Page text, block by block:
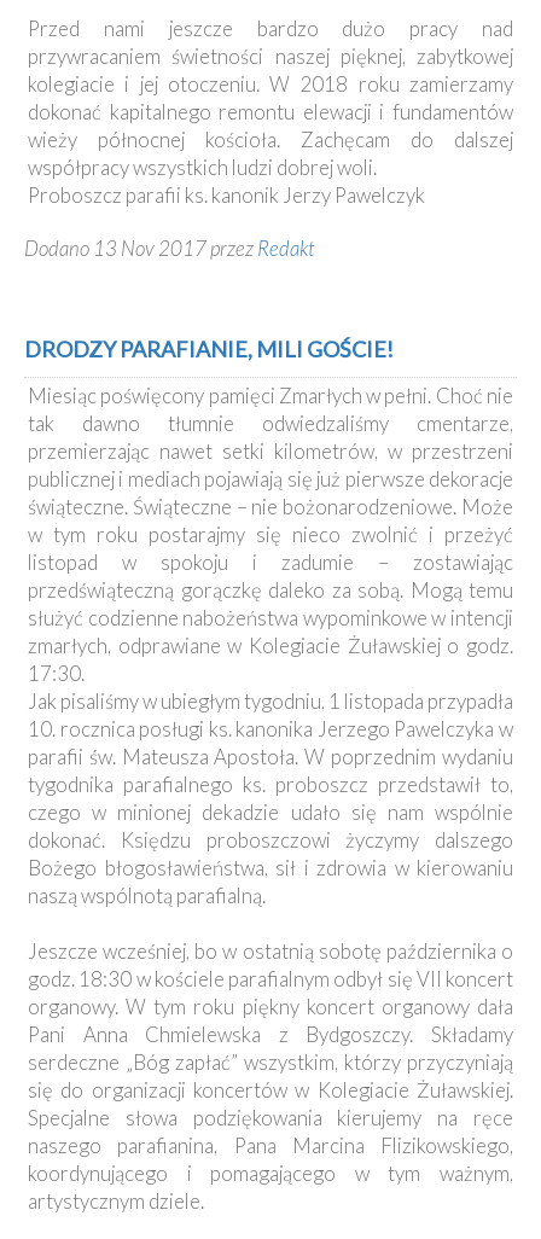
Przed nami jeszcze bardzo dużo pracy nad
przywracaniem świetności naszej pięknej, zabytkowej
kolegiacie i jej otoczeniu. W 2018 roku zamierzamy
dokonać kapitalnego remontu elewacji i fundamentów
wieży północnej kościoła. Zachęcam do dalszej
współpracy wszystkich ludzi dobrej woli.
Proboszcz parafii ks. kanonik Jerzy Pawelczyk
Dodano 13 Nov 2017 przezRedakt
DRODZY PARAFIANIE, MILI GOŚCIE!
Miesiąc poświęcony pamięci Zmarłych w pełni. Choć nie
tak dawno tłumnie odwiedzaliśmy cmentarze,
przemierzając nawet setki kilometrów, w przestrzeni
publicznej i mediach pojawiają się już pierwsze dekoracje
świąteczne. Świąteczne – nie bożonarodzeniowe. Może
w tym roku postarajmy się nieco zwolnić i przeżyć
listopad w spokoju i zadumie – zostawiając
przedświąteczną gorączkę daleko za sobą. Mogą temu
służyć codzienne nabożeństwa wypominkowe w intencji
zmarłych, odprawiane w Kolegiacie Żuławskiej o godz.
17:30.
Jak pisaliśmy w ubiegłym tygodniu, 1 listopada przypadła
10. rocznica posługi ks. kanonika Jerzego Pawelczyka w
parafii św. Mateusza Apostoła. W poprzednim wydaniu
tygodnika parafialnego ks. proboszcz przedstawił to,
czego w minionej dekadzie udało się nam wspólnie
dokonać. Księdzu proboszczowi życzymy dalszego
Bożego błogosławieństwa, sił i zdrowia w kierowaniu
naszą wspólnotą parafialną.
Jeszcze wcześniej, bo w ostatnią sobotę października o
godz. 18:30 w kościele parafialnym odbył się VII koncert
organowy. W tym roku piękny koncert organowy dała
Pani Anna Chmielewska z Bydgoszczy. Składamy
serdeczne „Bóg zapłać” wszystkim, którzy przyczyniają
się do organizacji koncertów w Kolegiacie Żuławskiej.
Specjalne słowa podziękowania kierujemy na ręce
naszego parafianina, Pana Marcina Flizikowskiego,
koordynującego i pomagającego w tym ważnym,
artystycznym dziele.